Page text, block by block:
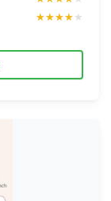
★★★★★
★★★★★